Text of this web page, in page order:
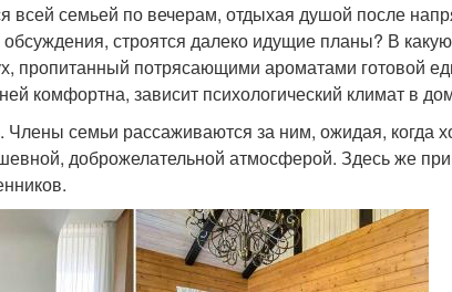
всей семьей по вечерам, отдыхая душой после
строятся далеко идущие планы? В
пропитанный потрясающими ароматами готовой
комфортна, зависит психологический климат в
семьи рассаживаются за ним, ожидая, когда
доброжелательной атмосферой. Здесь же